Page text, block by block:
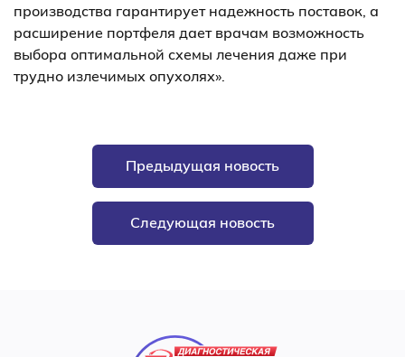
производства гарантирует надежность поставок, а
расширение портфеля дает врачам возможность
выбора оптимальной схемы лечения даже при
трудно излечимых опухолях».
Предыдущая новость
Следующая новость